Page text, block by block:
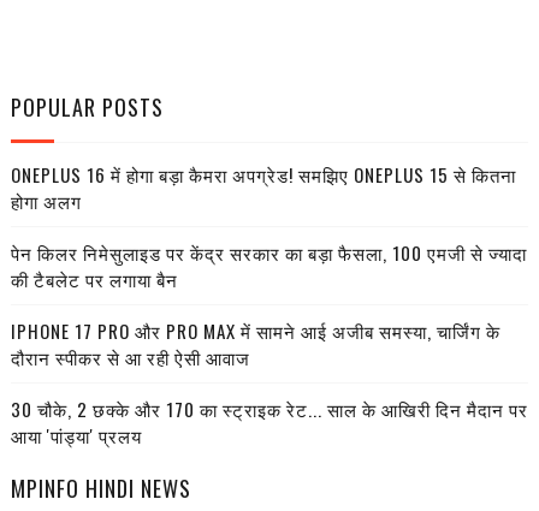
POPULAR POSTS
ONEPLUS 16 में होगा बड़ा कैमरा अपग्रेड! समझिए ONEPLUS 15 से कितना
होगा अलग
पेन किलर निमेसुलाइड पर केंद्र सरकार का बड़ा फैसला, 100 एमजी से ज्यादा
की टैबलेट पर लगाया बैन
IPHONE 17 PRO और PRO MAX में सामने आई अजीब समस्या, चार्जिंग के
दौरान स्पीकर से आ रही ऐसी आवाज
30 चौके, 2 छक्के और 170 का स्ट्राइक रेट... साल के आखिरी दिन मैदान पर
आया 'पांड्या' प्रलय
MPINFO HINDI NEWS